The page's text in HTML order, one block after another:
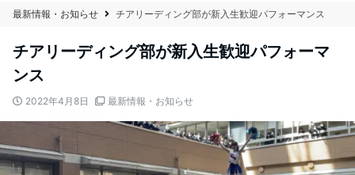
最新情報・お知らせ チアリーディング部が新入生歓迎パフォーマンス
チアリーディング部が新入生歓迎パフォーマ
ンス
2022年4月8日 最新情報・お知らせ